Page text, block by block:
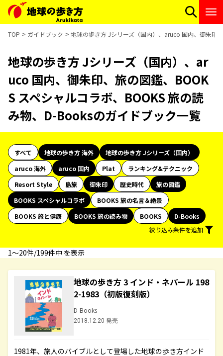
TOP ガイドブック 地球の歩き方 Jシリーズ（国内）、aruco 国内、御朱印
地球の歩き方 Jシリーズ（国内）、ar
uco 国内、御朱印、旅の図鑑、BOOK
S スペシャルコラボ、BOOKS 旅の読
み物、D-Booksのガイドブック一覧
すべて 地球の歩き方 海外
地球の歩き方 Jシリーズ（国内）
aruco 海外
aruco 国内 Plat
ランキング&テクニック
Resort Style
島旅 御朱印 歴史時代
旅の図鑑
BOOKS スペシャルコラボ
BOOKS 旅の名言＆絶景
BOOKS 旅と健康
BOOKS 旅の読み物 BOOKS
D-Books
絞り込み条件を追加
1〜20件/199件中 を表示
地球の歩き方 3 インド・ネパール 198
2-1983（初版復刻版）
D-Books
2018.12.20 発売
1981年、旅人のバイブルとして登場した地球の歩き方インド